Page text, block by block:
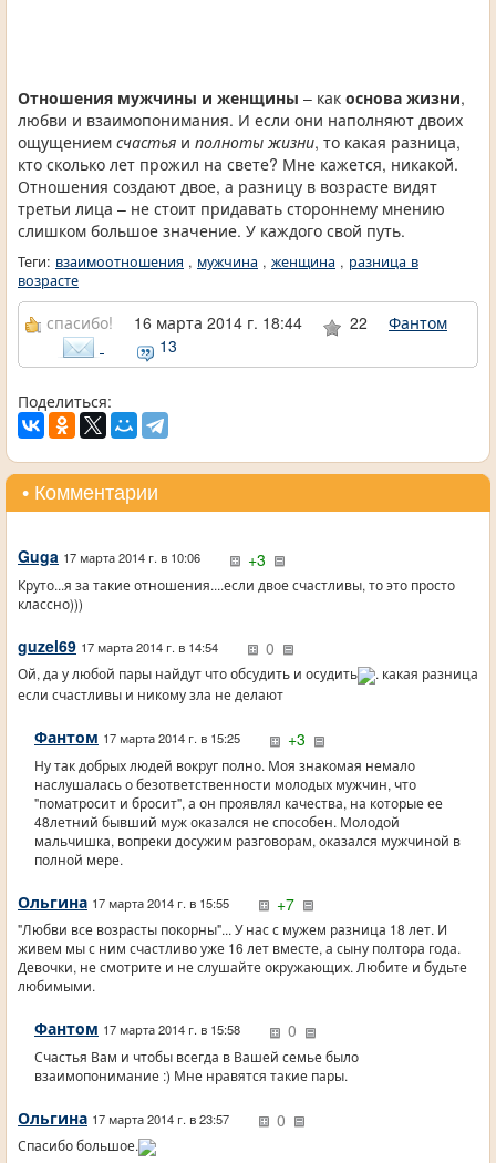
Отношения мужчины и женщины – как основа жизни,
любви и взаимопонимания. И если они наполняют двоих
ощущением счастья и полноты жизни, то какая разница,
кто сколько лет прожил на свете? Мне кажется, никакой.
Отношения создают двое, а разницу в возрасте видят
третьи лица – не стоит придавать стороннему мнению
слишком большое значение. У каждого свой путь.
Теги: взаимоотношения , мужчина , женщина , разница в
возрасте
спасибо! 16 марта 2014 г. 18:44 22
Фантом
13
Поделиться:
• Комментарии
Guga 17 марта 2014 г. в 10:06 +3
Круто...я за такие отношения....если двое счастливы, то это просто
классно)))
guzel69 17 марта 2014 г. в 14:54 0
Ой, да у любой пары найдут что обсудить и осудить
. какая разница
если счастливы и никому зла не делают
Фантом 17 марта 2014 г. в 15:25 +3
Ну так добрых людей вокруг полно. Моя знакомая немало
наслушалась о безответственности молодых мужчин, что
"поматросит и бросит", а он проявлял качества, на которые ее
48летний бывший муж оказался не способен. Молодой
мальчишка, вопреки досужим разговорам, оказался мужчиной в
полной мере.
Ольгина 17 марта 2014 г. в 15:55 +7
"Любви все возрасты покорны"... У нас с мужем разница 18 лет. И
живем мы с ним счастливо уже 16 лет вместе, а сыну полтора года.
Девочки, не смотрите и не слушайте окружающих. Любите и будьте
любимыми.
Фантом 17 марта 2014 г. в 15:58 0
Счастья Вам и чтобы всегда в Вашей семье было
взаимопонимание :) Мне нравятся такие пары.
Ольгина 17 марта 2014 г. в 23:57 0
Спасибо большое.